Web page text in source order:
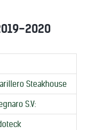
2020
Steakhouse
S.V: